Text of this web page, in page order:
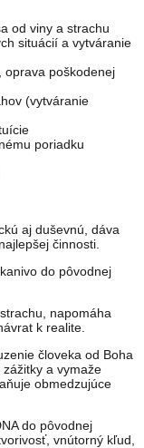
od viny a strachu
situácií a vytváranie
oprava poškodenej
(vytváranie
poriadku
aj duševnú, dáva
činnosti.
do pôvodnej
napomáha
k realite.
človeka od Boha
a vymaže
obmedzujúce
do pôvodnej
vnútorný kľud,